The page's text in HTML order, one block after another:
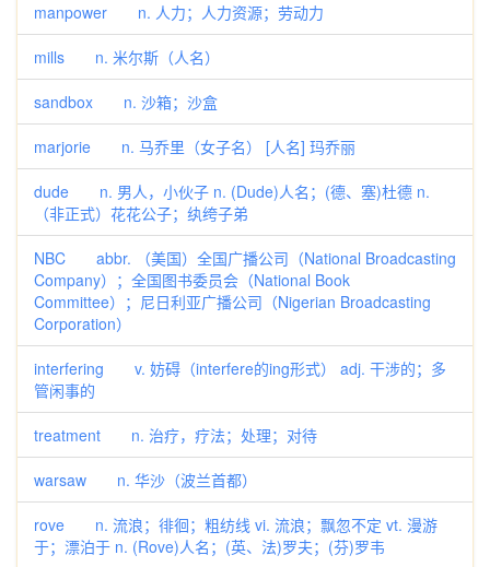
manpower n. 人力；人力资源；劳动力
mills n. 米尔斯（人名）
sandbox n. 沙箱；沙盒
marjorie n. 马乔里（女子名） [人名] 玛乔丽
dude n. 男人，小伙子 n. (Dude)人名；(德、塞)杜德 n.
（非正式）花花公子；纨绔子弟
NBC abbr. （美国）全国广播公司（National Broadcasting
Company）；全国图书委员会（National Book
Committee）；尼日利亚广播公司（Nigerian Broadcasting
Corporation）
interfering v. 妨碍（interfere的ing形式） adj. 干涉的；多
管闲事的
treatment n. 治疗，疗法；处理；对待
warsaw n. 华沙（波兰首都）
rove n. 流浪；徘徊；粗纺线 vi. 流浪；飘忽不定 vt. 漫游
于；漂泊于 n. (Rove)人名；(英、法)罗夫；(芬)罗韦